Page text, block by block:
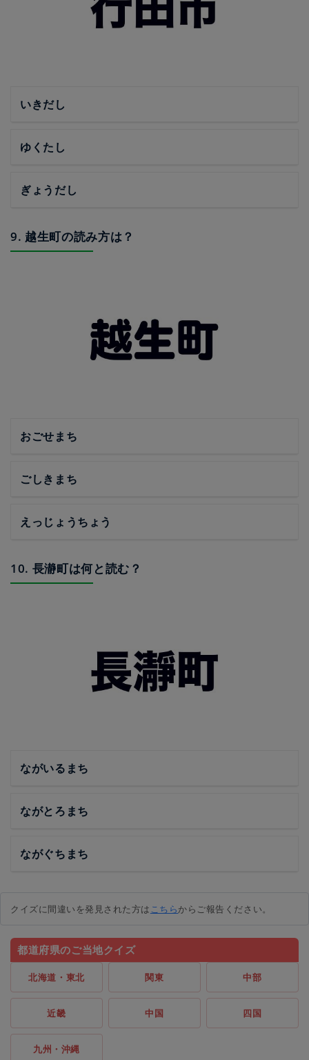
いきだし
ゆくたし
ぎょうだし
9. 越生町の読み方は？
おごせまち
ごしきまち
えっじょうちょう
10. 長瀞町は何と読む？
ながいるまち
ながとろまち
ながぐちまち
クイズに間違いを発見された方はこちらからご報告ください。
都道府県のご当地クイズ
北海道・東北 関東 中部
近畿 中国 四国
九州・沖縄